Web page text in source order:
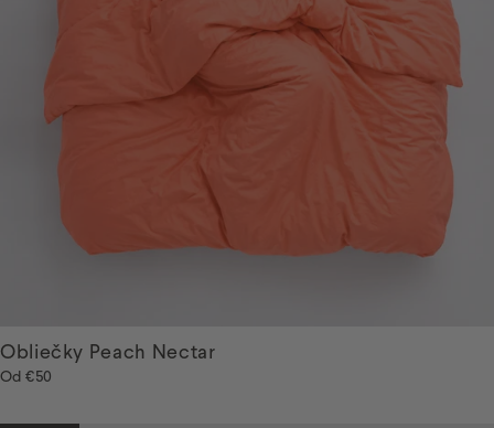
Obliečky Peach Nectar
Od €50